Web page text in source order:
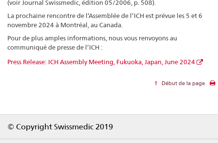
(voir Journal Swissmedic, édition 05/2006, p. 508).
La prochaine rencontre de l’Assemblée de l’ICH est prévue les 5 et 6
novembre 2024 à Montréal, au Canada.
Pour de plus amples informations, nous vous renvoyons au
communiqué de presse de l’ICH :
Press Release: ICH Assembly Meeting, Fukuoka, Japan, June 2024
Début de la page
© Copyright Swissmedic 2019